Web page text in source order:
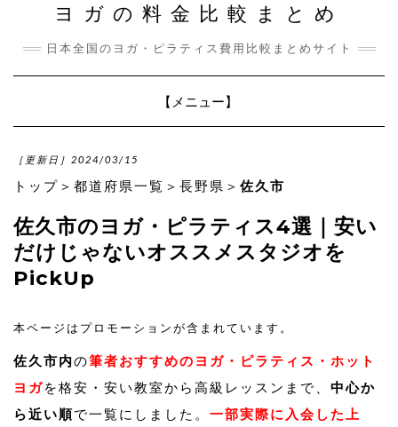
ヨガの料金比較まとめ
日本全国のヨガ・ピラティス費用比較まとめサイト
【メニュー】
［更新日］2024/03/15
トップ ＞ 都道府県一覧 ＞ 長野県 ＞ 佐久市
佐久市のヨガ・ピラティス4選｜安い
だけじゃないオススメスタジオを
PickUp
本ページはプロモーションが含まれています。
佐久市内の筆者おすすめのヨガ・ピラティス・ホット
ヨガを格安・安い教室から高級レッスンまで、 中心か
ら近い順で一覧にしました。 一部実際に入会した上